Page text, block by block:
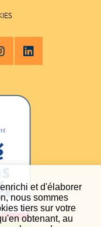
et d'élaborer
nous sommes
tiers sur votre
obtenant, au